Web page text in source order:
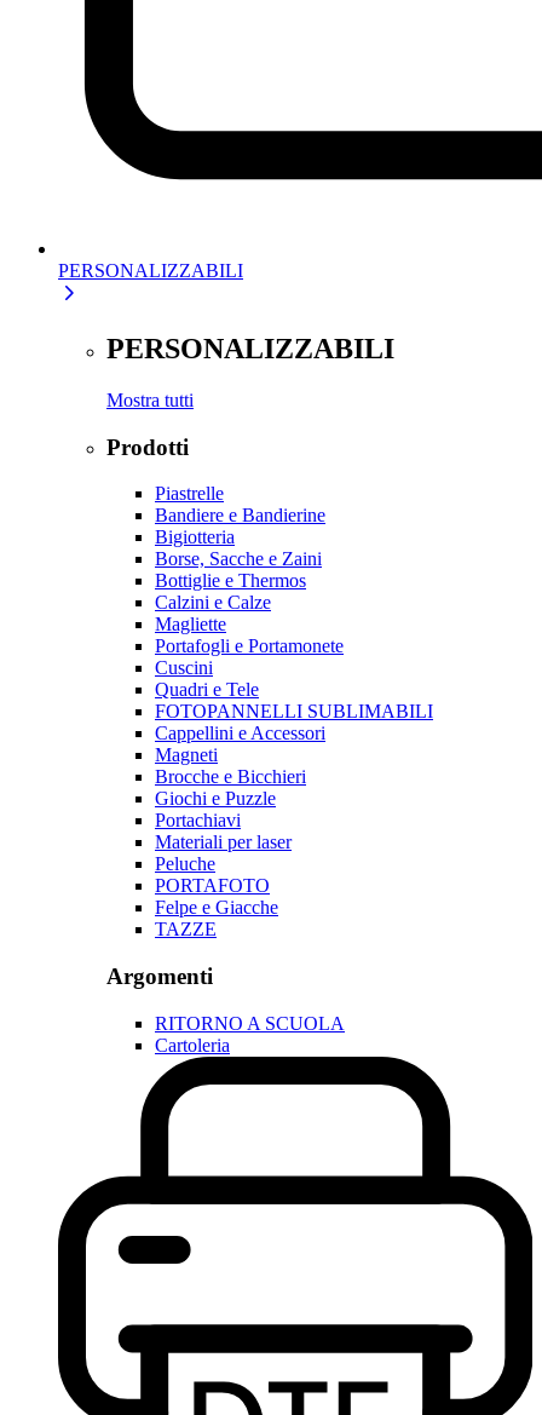
PERSONALIZZABILI
PERSONALIZZABILI
Mostra tutti
Prodotti
Piastrelle
Bandiere e Bandierine
Bigiotteria
Borse, Sacche e Zaini
Bottiglie e Thermos
Calzini e Calze
Magliette
Portafogli e Portamonete
Cuscini
Quadri e Tele
FOTOPANNELLI SUBLIMABILI
Cappellini e Accessori
Magneti
Brocche e Bicchieri
Giochi e Puzzle
Portachiavi
Materiali per laser
Peluche
PORTAFOTO
Felpe e Giacche
TAZZE
Argomenti
RITORNO A SCUOLA
Cartoleria